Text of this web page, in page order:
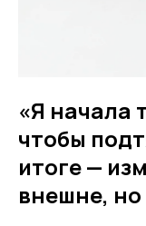
«Я начала
чтобы
итоге —
внешне, но